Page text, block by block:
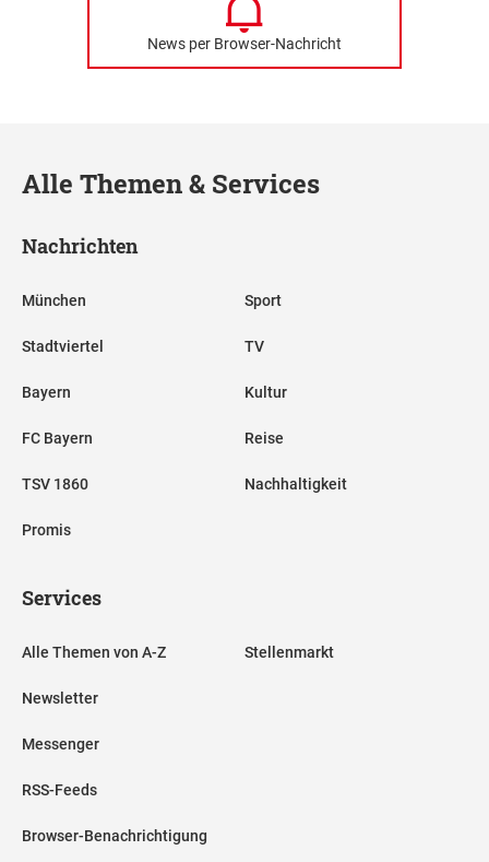
News per Browser-Nachricht
Alle Themen & Services
Nachrichten
München
Stadtviertel
Bayern
FC Bayern
TSV 1860
Promis
Sport
TV
Kultur
Reise
Nachhaltigkeit
Services
Alle Themen von A-Z
Newsletter
Messenger
RSS-Feeds
Browser-Benachrichtigung
Stellenmarkt